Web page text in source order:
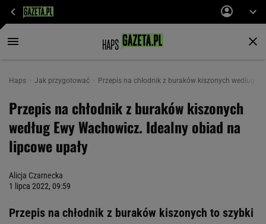
Haps Jak przygotować Przepis na chłodnik z buraków kiszonych według
Przepis na chłodnik z buraków kiszonych
według Ewy Wachowicz. Idealny obiad na
lipcowe upały
Alicja Czarnecka
1 lipca 2022, 09:59
Przepis na chłodnik z buraków kiszonych to szybki